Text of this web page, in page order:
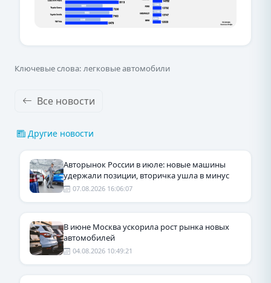
Ключевые слова: легковые автомобили
Все новости
Другие новости
Авторынок России в июле: новые машины
удержали позиции, вторичка ушла в минус
07.08.2026 16:06:07
В июне Москва ускорила рост рынка новых
автомобилей
04.08.2026 10:49:21